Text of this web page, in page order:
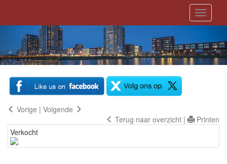
Toggle
Vorige | Volgende
Terug naar overzicht |
Printen
Verkocht